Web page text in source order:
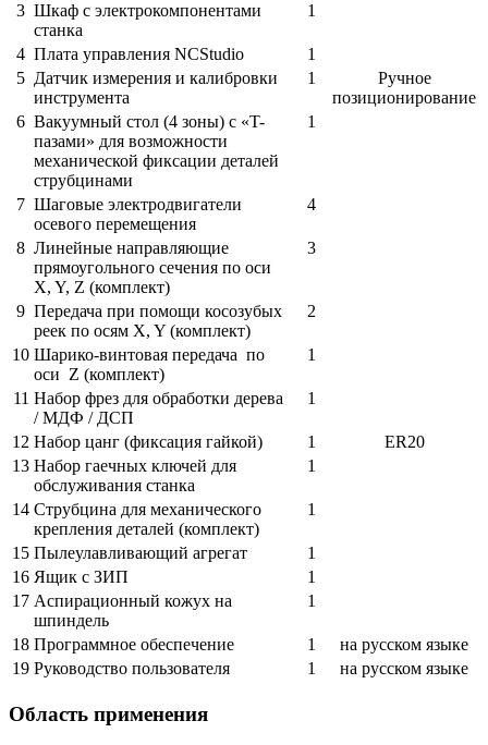
3 Шкаф с электрокомпонентами
станка
1
4 Плата управления NCStudio
1
5 Датчик измерения и калибровки
инструмента
1
Ручное
позиционирование
6 Вакуумный стол (4 зоны) с «T-
пазами» для возможности
механической фиксации деталей
струбцинами
1
7 Шаговые электродвигатели
осевого перемещения
4
8 Линейные направляющие
прямоугольного сечения по оси
X, Y, Z (комплект)
3
9 Передача при помощи косозубых
реек по осям X, Y (комплект)
2
10 Шарико-винтовая передача по
оси Z (комплект)
1
11 Набор фрез для обработки дерева
/ МДФ / ДСП
1
12 Набор цанг (фиксация гайкой) 1
ER20
13 Набор гаечных ключей для
обслуживания станка
1
14 Струбцина для механического
крепления деталей (комплект)
1
15 Пылеулавливающий агрегат
1
16 Ящик с ЗИП
1
17 Аспирационный кожух на
шпиндель
1
18 Программное обеспечение 1
на русском языке
19 Руководство пользователя 1 на русском языке
Область применения